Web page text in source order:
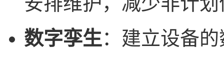
数字孪生：建立设备